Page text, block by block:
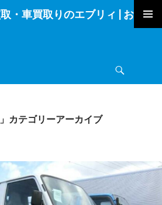
・車買取りのエブリィ | お電話
カテゴリーアーカイブ